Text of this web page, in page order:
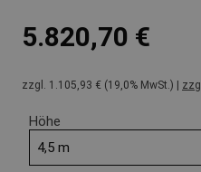
5.820,70 €
zzgl. 1.105,93 € (19,0% MwSt.) |
Höhe